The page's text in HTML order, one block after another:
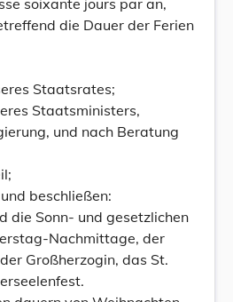
soixante jours par an,
die Dauer der Ferien
Staatsrates;
Staatsministers,
und nach Beratung
beschließen:
die Sonn- und gesetzlichen
Nachmittage, der
Großherzogin, das St.